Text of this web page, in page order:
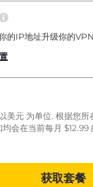
的IP地址升级你的VPN
美元 为单位. 根据您
会在当前每月 $12.99
获取套餐